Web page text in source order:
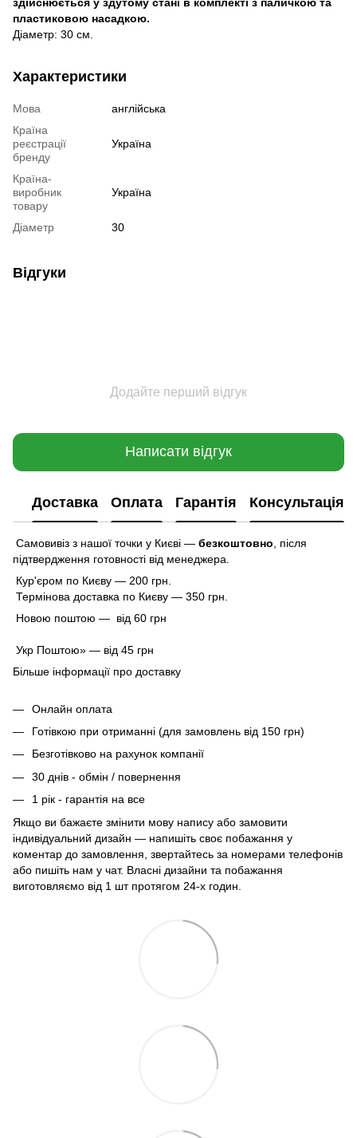
пластиковою насадкою.
Діаметр: 30 см.
Характеристики
Мова
англійська
Країна
реєстрації
бренду
Україна
Країна-
виробник
товару
Україна
Діаметр 30
Відгуки
Додайте перший відгук
Написати відгук
Доставка Оплата Гарантія Консультація
Самовивіз з нашої точки у Києві — безкоштовно
після
підтвердження готовності від менеджера.
Кур'єром по Києву — 200 грн.
Термінова доставка по Києву — 350 грн.
Новою поштою — від 60 грн
Укр Поштою» — від 45 грн
Більше інформації про доставку
Онлайн оплата
Готівкою при отриманні (для замовлень від 150 грн)
Безготівково на рахунок компанії
30 днів - обмін / повернення
1 рік - гарантія на все
Якщо ви бажаєте змінити мову напису або замовити
індивідуальний дизайн — напишіть своє побажання у
коментар до замовлення, звертайтесь за номерами телефонів
або пишіть нам у чат. Власні дизайни та побажання
виготовляємо від 1 шт протягом 24-х годин.